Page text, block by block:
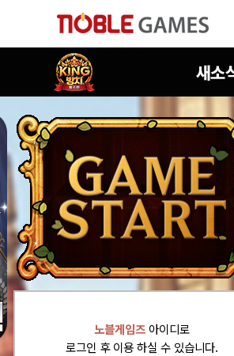
공지사항
노블게임즈 아이디로
로그인 후 이용 하실 수 있습니다.